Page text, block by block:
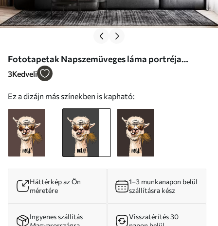
Fototapetak Napszemüveges láma portréja
legyező pálmalevéllel Nr. u98177v1
3Kedveli
Ez a dizájn más színekben is kapható:
Háttérkép az Ön
méretére
1–3 munkanapon belül
szállításra kész
Ingyenes szállítás
Visszatérítés 30